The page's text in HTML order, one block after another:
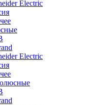
Electric
Electric